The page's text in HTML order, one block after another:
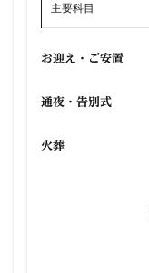
主要科目
お迎え・ご安置
通夜・告別式
火葬